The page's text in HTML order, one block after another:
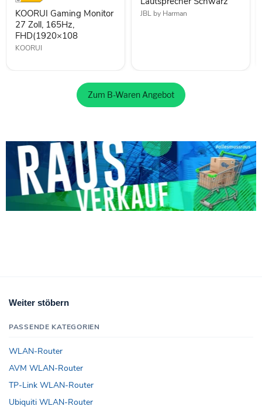
KOORUI Gaming Monitor
27 Zoll, 165Hz,
FHD(1920×108
KOORUI
JBL by Harman
Zum B-Waren Angebot
Weiter stöbern
PASSENDE KATEGORIEN
WLAN-Router
AVM WLAN-Router
TP-Link WLAN-Router
Ubiquiti WLAN-Router